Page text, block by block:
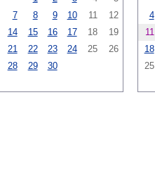
7 8 9 10 11
12
14 15 16 17 18
19
21 22 23 24 25
26
28 29 30
4
11
18
25